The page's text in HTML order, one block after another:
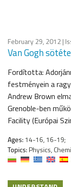
February 29, 2012|
Van Gogh
Fordította:
festményein a
Andrew Brown
Grenoble-ben
Facility (Európai
Ages: 14-16, 16-19;
Topics:Physics,